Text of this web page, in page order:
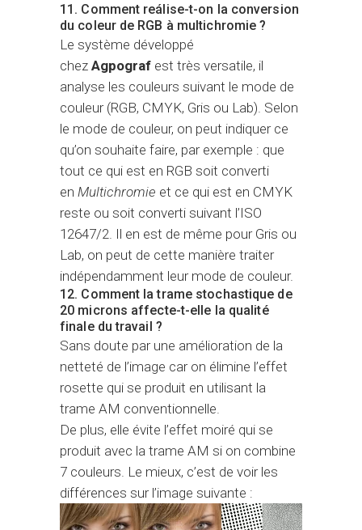
11. Comment reálise-t-on la conversion
du coleur de RGB à multichromie ?
Le système développé
chez Agpograf est très versatile, il
analyse les couleurs suivant le mode de
couleur (RGB, CMYK, Gris ou Lab). Selon
le mode de couleur, on peut indiquer ce
qu’on souhaite faire, par exemple : que
tout ce qui est en RGB soit converti
en Multichromie et ce qui est en CMYK
reste ou soit converti suivant l’ISO
12647/2. Il en est de même pour Gris ou
Lab, on peut de cette manière traiter
indépendamment leur mode de couleur.
12. Comment la trame stochastique de
20 microns affecte-t-elle la qualité
finale du travail ?
Sans doute par une amélioration de la
netteté de l’image car on élimine l’effet
rosette qui se produit en utilisant la
trame AM conventionnelle.
De plus, elle évite l’effet moiré qui se
produit avec la trame AM si on combine
7 couleurs. Le mieux, c’est de voir les
différences sur l’image suivante :